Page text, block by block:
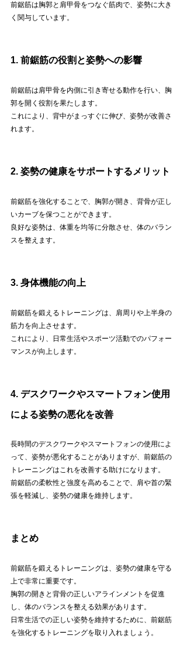
前鋸筋は胸郭と肩甲骨をつなぐ筋肉で、姿勢に大き
く関与しています。
1. 前鋸筋の役割と姿勢への影響
前鋸筋は肩甲骨を内側に引き寄せる動作を行い、胸
郭を開く役割を果たします。
これにより、背中がまっすぐに伸び、姿勢が改善さ
れます。
2. 姿勢の健康をサポートするメリット
前鋸筋を強化することで、胸郭が開き、背骨が正し
いカーブを保つことができます。
良好な姿勢は、体重を均等に分散させ、体のバラン
スを整えます。
3. 身体機能の向上
前鋸筋を鍛えるトレーニングは、肩周りや上半身の
筋力を向上させます。
これにより、日常生活やスポーツ活動でのパフォー
マンスが向上します。
4. デスクワークやスマートフォン使用
による姿勢の悪化を改善
長時間のデスクワークやスマートフォンの使用によ
って、姿勢が悪化することがありますが、前鋸筋の
トレーニングはこれを改善する助けになります。
前鋸筋の柔軟性と強度を高めることで、肩や首の緊
張を軽減し、姿勢の健康を維持します。
まとめ
前鋸筋を鍛えるトレーニングは、姿勢の健康を守る
上で非常に重要です。
胸郭の開きと背骨の正しいアラインメントを促進
し、体のバランスを整える効果があります。
日常生活での正しい姿勢を維持するために、前鋸筋
を強化するトレーニングを取り入れましょう。